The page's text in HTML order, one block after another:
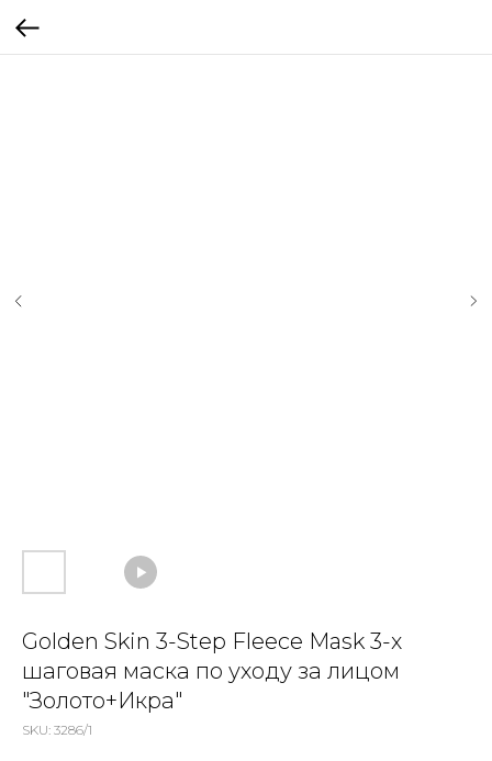
Golden Skin 3-Step Fleece Mask 3-х
шаговая маска по уходу за лицом
"Золото+Икра"
SKU: 3286/1